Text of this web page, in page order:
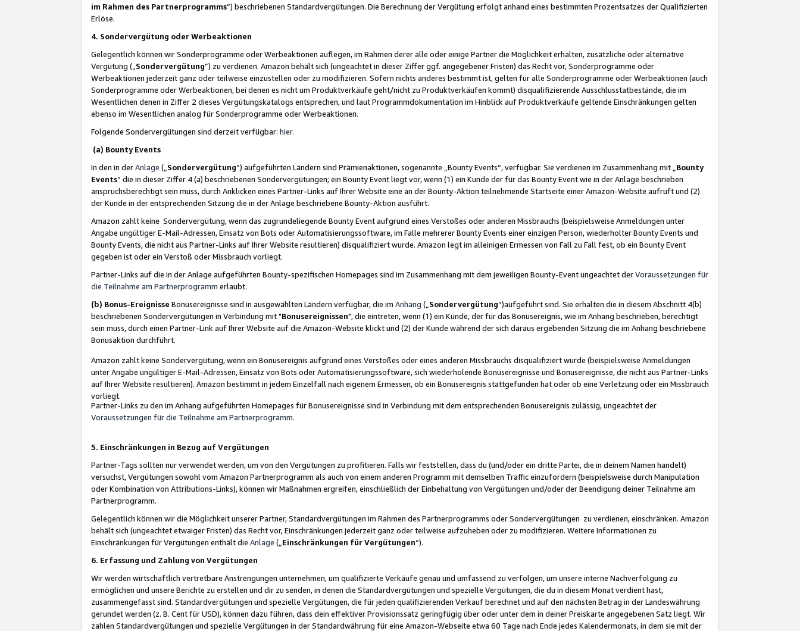
im Rahmen des Partnerprogramms“) beschriebenen Standardvergütungen. Die Berechnung der Vergütung erfolgt anhand eines bestimmten Prozentsatzes der Qualifizierten
Erlöse.
4. Sondervergütung oder Werbeaktionen
Gelegentlich können wir Sonderprogramme oder Werbeaktionen auflegen, im Rahmen derer alle oder einige Partner die Möglichkeit erhalten, zusätzliche oder alternative
Vergütung („ Sondervergütung”) zu verdienen. Amazon behält sich (ungeachtet in dieser Ziffer ggf. angegebener Fristen) das Recht vor, Sonderprogramme oder
Werbeaktionen jederzeit ganz oder teilweise einzustellen oder zu modifizieren. Sofern nichts anderes bestimmt ist, gelten für alle Sonderprogramme oder Werbeaktionen (auch
Sonderprogramme oder Werbeaktionen, bei denen es nicht um Produktverkäufe geht/nicht zu Produktverkäufen kommt) disqualifizierende Ausschlusstatbestände, die im
Wesentlichen denen in Ziffer 2 dieses Vergütungskatalogs entsprechen, und laut Programmdokumentation im Hinblick auf Produktverkäufe geltende Einschränkungen gelten
ebenso im Wesentlichen analog für Sonderprogramme oder Werbeaktionen.
Folgende Sondervergütungen sind derzeit verfügbar: hier.
(a) Bounty Events
In den in derAnlage („ Sondervergütung“) aufgeführten Ländern sind Prämienaktionen, sogenannte „Bounty Events“, verfügbar. Sie verdienen im Zusammenhang mit „ Bounty
Events“ die in dieser Ziffer 4 (a) beschriebenen Sondervergütungen; ein Bounty Event liegt vor, wenn (1) ein Kunde der für das Bounty Event wie in der Anlage beschrieben
anspruchsberechtigt sein muss, durch Anklicken eines Partner-Links auf Ihrer Website eine an der Bounty-Aktion teilnehmende Startseite einer Amazon-Website aufruft und (2)
der Kunde in der entsprechenden Sitzung die in der Anlage beschriebene Bounty-Aktion ausführt.
Amazon zahlt keine Sondervergütung, wenn das zugrundeliegende Bounty Event aufgrund eines Verstoßes oder anderen Missbrauchs (beispielsweise Anmeldungen unter
Angabe ungültiger E-Mail-Adressen, Einsatz von Bots oder Automatisierungssoftware, im Falle mehrerer Bounty Events einer einzigen Person, wiederholter Bounty Events und
Bounty Events, die nicht aus Partner-Links auf Ihrer Website resultieren) disqualifiziert wurde. Amazon legt im alleinigen Ermessen von Fall zu Fall fest, ob ein Bounty Event
gegeben ist oder ein Verstoß oder Missbrauch vorliegt.
Partner-Links auf die in der Anlage aufgeführten Bounty-spezifischen Homepages sind im Zusammenhang mit dem jeweiligen Bounty-Event ungeachtet derVoraussetzungen für
die Teilnahme am Partnerprogramm erlaubt.
(b) Bonus-Ereignisse Bonusereignisse sind in ausgewählten Ländern verfügbar, die im Anhang („ Sondervergütung“)aufgeführt sind. Sie erhalten die in diesem Abschnitt 4(b)
beschriebenen Sondervergütungen in Verbindung mit "Bonusereignissen", die eintreten, wenn (1) ein Kunde, der für das Bonusereignis, wie im Anhang beschrieben, berechtigt
sein muss, durch einen Partner-Link auf Ihrer Website auf die Amazon-Website klickt und (2) der Kunde während der sich daraus ergebenden Sitzung die im Anhang beschriebene
Bonusaktion durchführt.
Amazon zahlt keine Sondervergütung, wenn ein Bonusereignis aufgrund eines Verstoßes oder eines anderen Missbrauchs disqualifiziert wurde (beispielsweise Anmeldungen
unter Angabe ungültiger E-Mail-Adressen, Einsatz von Bots oder Automatisierungssoftware, sich wiederholende Bonusereignisse und Bonusereignisse, die nicht aus Partner-Links
auf Ihrer Website resultieren). Amazon bestimmt in jedem Einzelfall nach eigenem Ermessen, ob ein Bonusereignis stattgefunden hat oder ob eine Verletzung oder ein Missbrauch
vorliegt.
Partner-Links zu den im Anhang aufgeführten Homepages für Bonusereignisse sind in Verbindung mit dem entsprechenden Bonusereignis zulässig, ungeachtet der
Voraussetzungen für die Teilnahme am Partnerprogramm.
5. Einschränkungen in Bezug auf Vergütungen
Partner-Tags sollten nur verwendet werden, um von den Vergütungen zu profitieren. Falls wir feststellen, dass du (und/oder ein dritte Partei, die in deinem Namen handelt)
versuchst, Vergütungen sowohl vom Amazon Partnerprogramm als auch von einem anderen Programm mit demselben Traffic einzufordern (beispielsweise durch Manipulation
oder Kombination von Attributions-Links), können wir Maßnahmen ergreifen, einschließlich der Einbehaltung von Vergütungen und/oder der Beendigung deiner Teilnahme am
Partnerprogramm.
Gelegentlich können wir die Möglichkeit unserer Partner, Standardvergütungen im Rahmen des Partnerprogramms oder Sondervergütungen zu verdienen, einschränken. Amazon
behält sich (ungeachtet etwaiger Fristen) das Recht vor, Einschränkungen jederzeit ganz oder teilweise aufzuheben oder zu modifizieren. Weitere Informationen zu
Einschränkungen für Vergütungen enthält die Anlage („ Einschränkungen für Vergütungen“).
6. Erfassung und Zahlung von Vergütungen
Wir werden wirtschaftlich vertretbare Anstrengungen unternehmen, um qualifizierte Verkäufe genau und umfassend zu verfolgen, um unsere interne Nachverfolgung zu
ermöglichen und unsere Berichte zu erstellen und dir zu senden, in denen die Standardvergütungen und spezielle Vergütungen, die du in diesem Monat verdient hast,
zusammengefasst sind. Standardvergütungen und spezielle Vergütungen, die für jeden qualifizierenden Verkauf berechnet und auf den nächsten Betrag in der Landeswährung
gerundet werden (z. B. Cent für USD), können dazu führen, dass dein effektiver Provisionssatz geringfügig über oder unter dem in deiner Preiskarte angegebenen Satz liegt. Wir
zahlen Standardvergütungen und spezielle Vergütungen in der Standardwährung für eine Amazon-Webseite etwa 60 Tage nach Ende jedes Kalendermonats, in dem sie mit der